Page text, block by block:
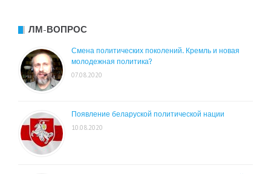
ЛМ-ВОПРОС
Смена политических поколений. Кремль и новая
молодежная политика?
07.08.2020
Появление беларуской политической нации
10.08.2020